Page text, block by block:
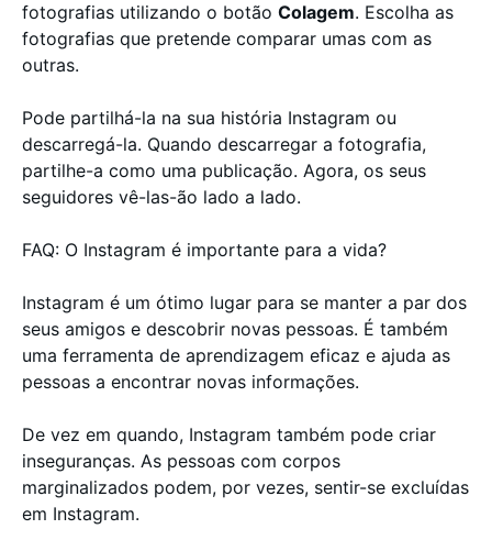
fotografias utilizando o botão Colagem. Escolha as
fotografias que pretende comparar umas com as
outras.
Pode partilhá-la na sua história Instagram ou
descarregá-la. Quando descarregar a fotografia,
partilhe-a como uma publicação. Agora, os seus
seguidores vê-las-ão lado a lado.
FAQ: O Instagram é importante para a vida?
Instagram é um ótimo lugar para se manter a par dos
seus amigos e descobrir novas pessoas. É também
uma ferramenta de aprendizagem eficaz e ajuda as
pessoas a encontrar novas informações.
De vez em quando, Instagram também pode criar
inseguranças. As pessoas com corpos
marginalizados podem, por vezes, sentir-se excluídas
em Instagram.